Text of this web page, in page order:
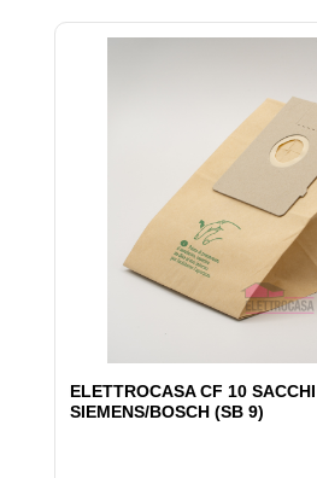
ELETTROCASA CF 10
SIEMENS/BOSCH (SB 9)